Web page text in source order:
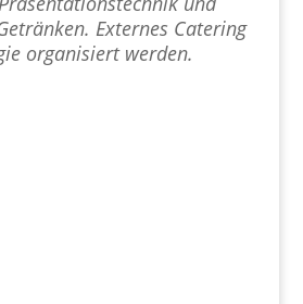
Externes Catering
organisiert werden.